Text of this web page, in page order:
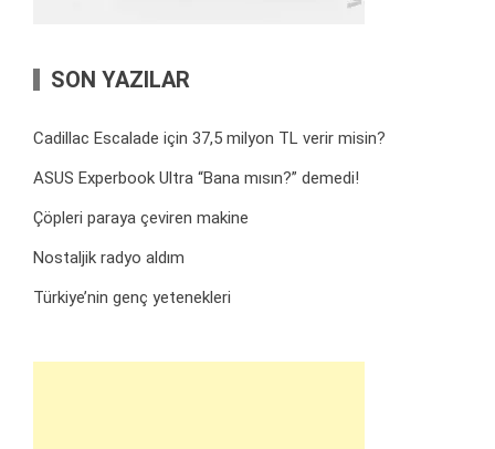
SON YAZILAR
Cadillac Escalade için 37,5 milyon TL verir misin?
ASUS Experbook Ultra “Bana mısın?” demedi!
Çöpleri paraya çeviren makine
Nostaljik radyo aldım
Türkiye’nin genç yetenekleri